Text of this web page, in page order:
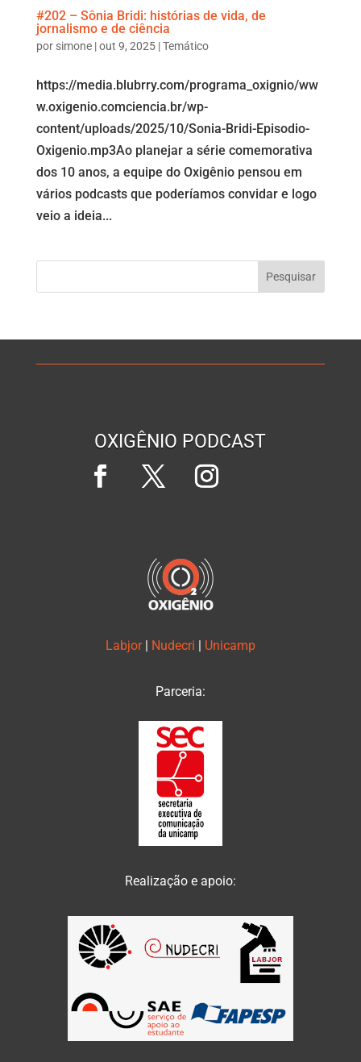
#202 – Sônia Bridi: histórias de vida, de
jornalismo e de ciência
por simone|out 9, 2025|Temático
https://media.blubrry.com/programa_oxignio/ww
w.oxigenio.comciencia.br/wp-
content/uploads/2025/10/Sonia-Bridi-Episodio-
Oxigenio.mp3Ao planejar a série comemorativa
dos 10 anos, a equipe do Oxigênio pensou em
vários podcasts que poderíamos convidar e logo
veio a ideia...
OXIGÊNIO PODCAST
Labjor | Nudecri | Unicamp
Parceria:
Realização e apoio: